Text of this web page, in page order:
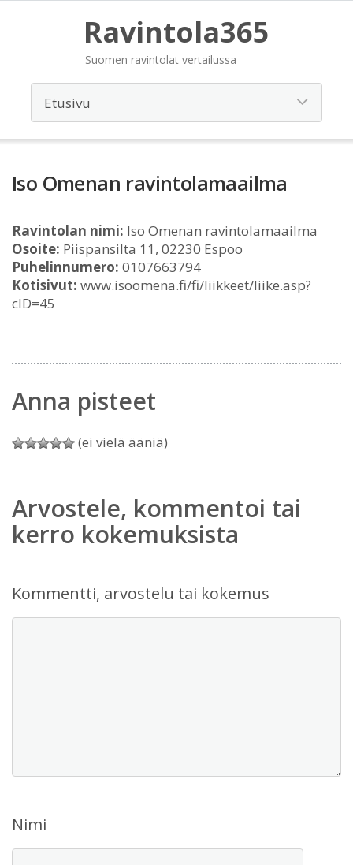
Ravintola365
Suomen ravintolat vertailussa
Iso Omenan ravintolamaailma
Ravintolan nimi: Iso Omenan ravintolamaailma
Osoite: Piispansilta 11, 02230 Espoo
Puhelinnumero: 0107663794
Kotisivut: www.isoomena.fi/fi/liikkeet/liike.asp?
cID=45
Anna pisteet
(ei vielä ääniä)
Arvostele, kommentoi tai
kerro kokemuksista
Kommentti, arvostelu tai kokemus
Nimi